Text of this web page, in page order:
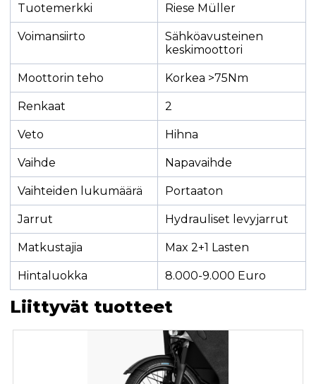
Tuotemerkki Riese Müller
Voimansiirto
Sähköavusteinen
keskimoottori
Moottorin teho Korkea >75Nm
Renkaat 2
Veto Hihna
Vaihde Napavaihde
Vaihteiden lukumäärä Portaaton
Jarrut Hydrauliset levyjarrut
Matkustajia Max 2+1 Lasten
Hintaluokka 8.000-9.000 Euro
Liittyvät tuotteet